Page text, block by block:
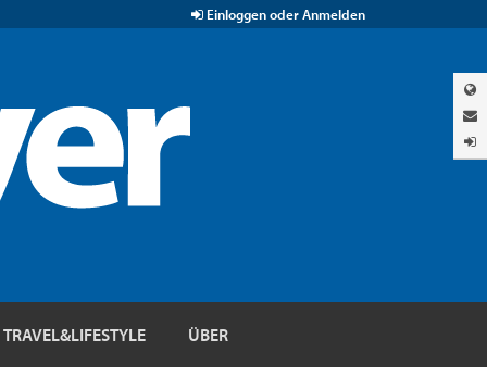
Einloggen oder Anmelden
TRAVEL&LIFESTYLE ÜBER